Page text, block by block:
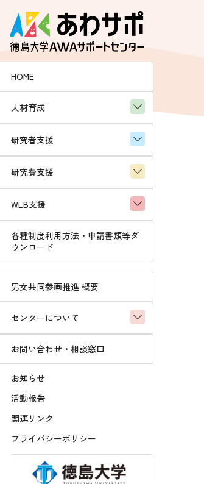
ツ
ス
ッ
シ
ン
移
HOME
人材育成
研究者支援
研究費支援
WLB支援
各種制度利用方法・申請書類等ダ
ウンロード
男女共同参画推進 概要
センターについて
お問い合わせ・相談窓口
お知らせ
活動報告
関連リンク
プライバシーポリシー